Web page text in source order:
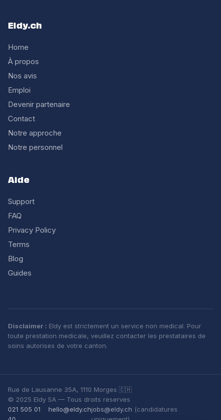
Eldy.ch
Home
À propos
Nos avis
Emploi
Devenir partenaire
Contact
Notre approche
Notre personnel
Aide
Support
FAQ
Privacy Policy
Terms
Blog
Guides
Disclaimer : Eldy est strictement un service non medical. Pour
toute prestation medicale, veuillez contacter les prestataires de
soins autorises de votre canton.
Rue de Lausanne 35A, 1110 Morges 🇨🇭
© 2025 Eldy SA — Tous droits reserves
021 505 01
hello@eldy.chjobs@eldy.ch (candidatures